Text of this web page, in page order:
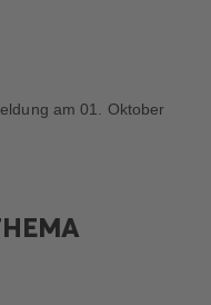
am 01. Oktober